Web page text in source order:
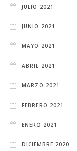
JULIO 2021
JUNIO 2021
MAYO 2021
ABRIL 2021
MARZO 2021
FEBRERO 2021
ENERO 2021
DICIEMBRE 2020